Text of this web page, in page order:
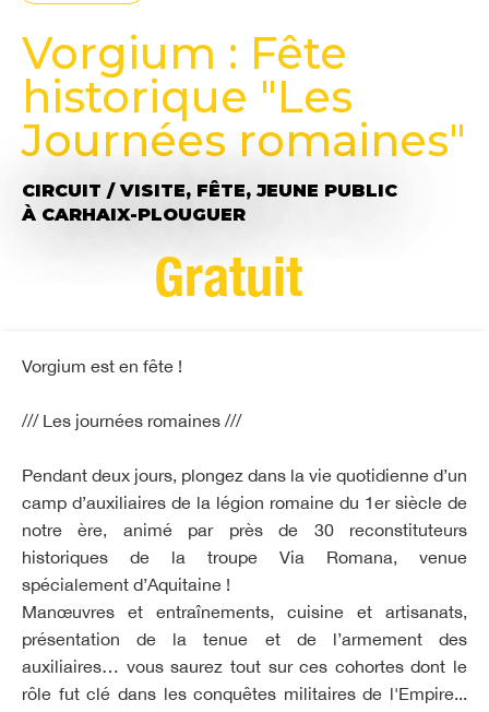
Vorgium : Fête
historique "Les
Journées romaines"
CIRCUIT / VISITE, FÊTE, JEUNE PUBLIC
À CARHAIX-PLOUGUER
Gratuit
Vorgium est en fête !
/// Les journées romaines ///
Pendant deux jours, plongez dans la vie quotidienne d’un
camp d’auxiliaires de la légion romaine du 1er siècle de
notre ère, animé par près de 30 reconstituteurs
historiques de la troupe Via Romana, venue
spécialement d’Aquitaine !
Manœuvres et entraînements, cuisine et artisanats,
présentation de la tenue et de l’armement des
auxiliaires… vous saurez tout sur ces cohortes dont le
rôle fut clé dans les conquêtes militaires de l'Empire...